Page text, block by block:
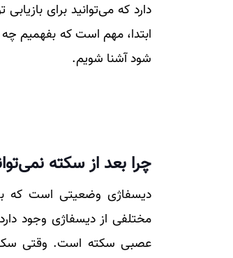
دارد که می‌توانید برای
ابتدا، مهم است که بفهمیم
شود آشنا شویم.
چرا بعد از سکته
دیسفاژی وضعیتی است که بر
مختلفی از دیسفاژی وجود
عصبی سکته است. وقتی